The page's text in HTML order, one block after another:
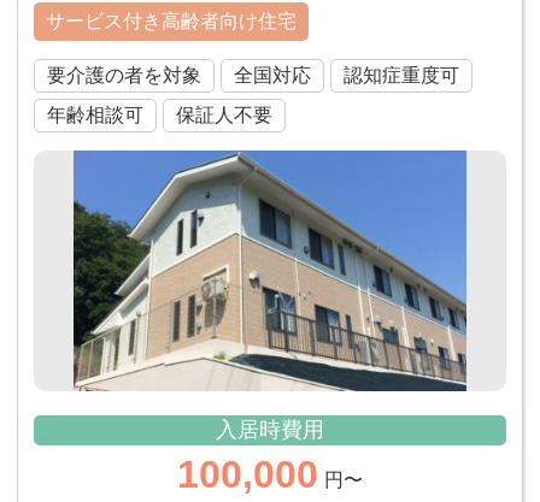
サービス付き高齢者向け住宅
要介護の者を対象 全国対応
認知症重度可
年齢相談可
保証人不要
入居時費用
100,000 円〜